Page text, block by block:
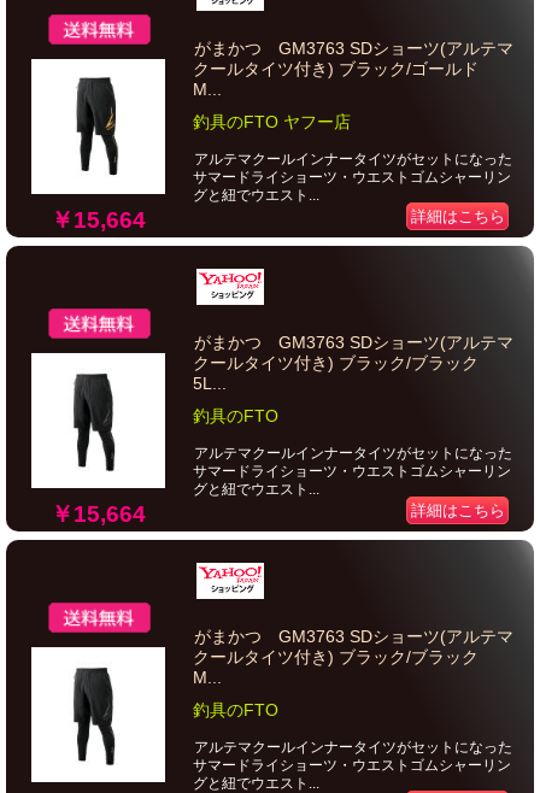
￥15,664
がまかつ GM3763 SDショーツ(アルテマ
クールタイツ付き) ブラック/ゴールド
M...
釣具のFTO ヤフー店
アルテマクールインナータイツがセットになった
サマードライショーツ・ウエストゴムシャーリン
グと紐でウエスト...
詳細はこちら
￥15,664
がまかつ GM3763 SDショーツ(アルテマ
クールタイツ付き) ブラック/ブラック
5L...
釣具のFTO
アルテマクールインナータイツがセットになった
サマードライショーツ・ウエストゴムシャーリン
グと紐でウエスト...
詳細はこちら
がまかつ GM3763 SDショーツ(アルテマ
クールタイツ付き) ブラック/ブラック
M...
釣具のFTO
アルテマクールインナータイツがセットになった
サマードライショーツ・ウエストゴムシャーリン
グと紐でウエスト...